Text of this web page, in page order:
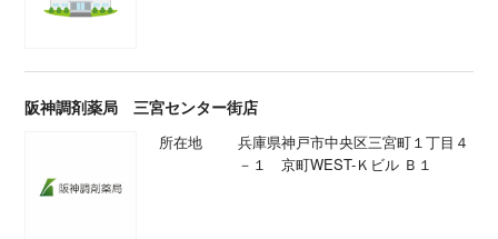
阪神調剤薬局 三宮センター街店
所在地
兵庫県神戸市中央区三宮町１丁目４
－１ 京町WEST-Ｋビル Ｂ１